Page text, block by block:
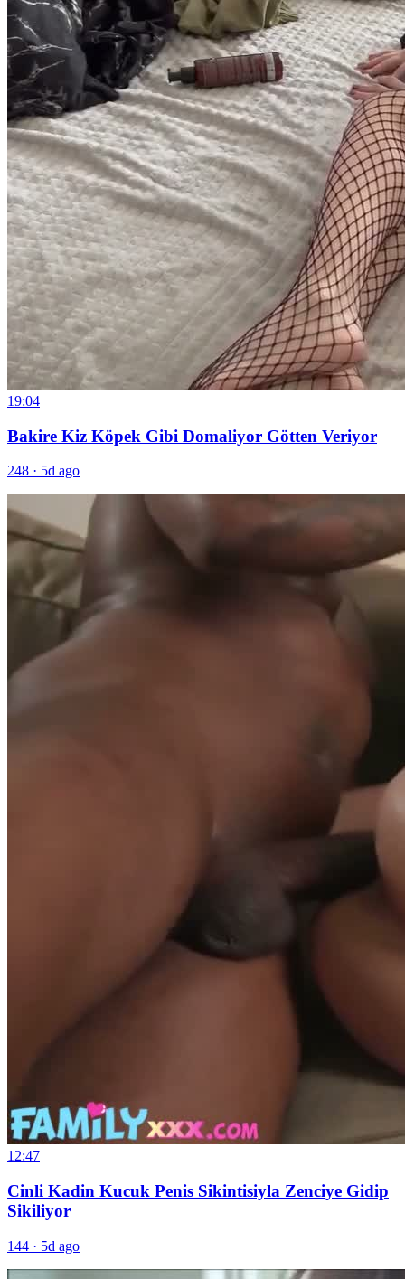
19:04
Bakire Kiz Köpek Gibi Domaliyor Götten Veriyor
248 · 5d ago
12:47
Cinli Kadin Kucuk Penis Sikintisiyla Zenciye Gidip
Sikiliyor
144 · 5d ago